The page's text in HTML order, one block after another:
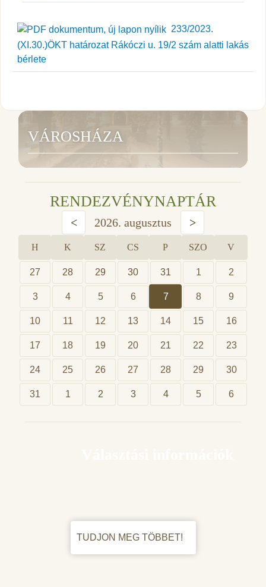
233/2023.
(XI.30.)ÖKT határozat Rákóczi u. 19/2 szám alatti lakás
bérlete
VÁROSHÁZA
RENDEZVÉNYNAPTÁR
< 2026. augusztus >
H K SZ CS P SZO V
27 28 29 30 31 1 2
3 4 5 6 7 8 9
10 11 12 13 14 15 16
17 18 19 20 21 22 23
24 25 26 27 28 29 30
31 1 2 3 4 5 6
TUDJON MEG TÖBBET!